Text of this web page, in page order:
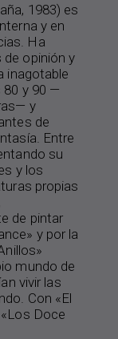
1983) es
y en
Ha
opinión y
inagotable
80 y 90 —
y
de
Entre
su
y los
propias
de pintar
y por la
mundo de
vivir las
Con «El
Doce